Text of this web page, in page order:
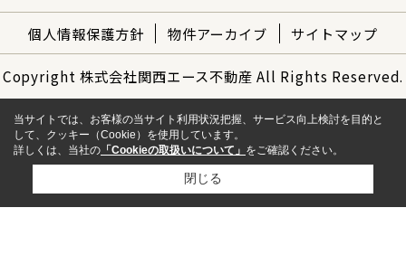
個人情報保護方針 物件アーカイブ サイトマップ
Copyright 株式会社関西エース不動産 All Rights Reserved.
当サイトでは、お客様の当サイト利用状況把握、サービス向上検討を目的と
して、クッキー（Cookie）を使用しています。
詳しくは、当社の 「Cookieの取扱いについて」 をご確認ください。
閉じる